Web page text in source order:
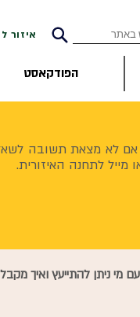
הפודקאסט
אם לא מצאת תשובה
מייל לתחנה האיזורית.
מי ניתן להתייעץ ואיך